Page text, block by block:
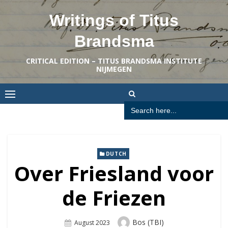
Writings of Titus
Brandsma
CRITICAL EDITION – TITUS BRANDSMA INSTITUTE
NIJMEGEN
Search
for:
DUTCH
Over Friesland voor
de Friezen
Posted
August 2023 Author
Bos (TBI)